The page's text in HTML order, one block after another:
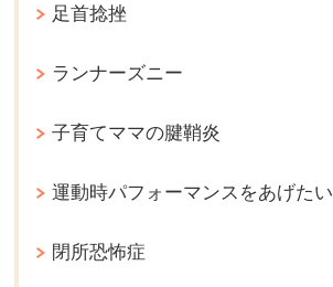
足首捻挫
ランナーズニー
子育てママの腱鞘炎
運動時パフォーマンスをあげたい
閉所恐怖症